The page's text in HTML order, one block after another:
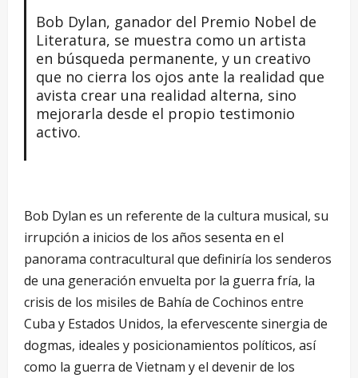
Bob Dylan, ganador del Premio Nobel de
Literatura, se muestra como un artista
en búsqueda permanente, y un creativo
que no cierra los ojos ante la realidad que
avista crear una realidad alterna, sino
mejorarla desde el propio testimonio
activo.
Bob Dylan es un referente de la cultura musical, su
irrupción a inicios de los años sesenta en el
panorama contracultural que definiría los senderos
de una generación envuelta por la guerra fría, la
crisis de los misiles de Bahía de Cochinos entre
Cuba y Estados Unidos, la efervescente sinergia de
dogmas, ideales y posicionamientos políticos, así
como la guerra de Vietnam y el devenir de los